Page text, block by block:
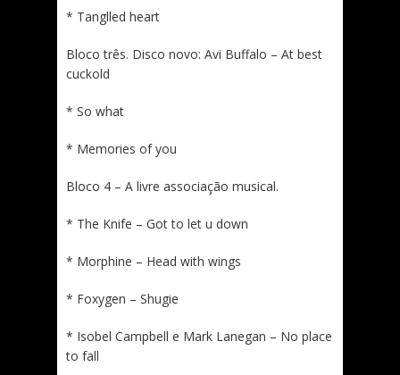
* Tanglled heart
Bloco três. Disco novo: Avi Buffalo – At best
cuckold
* So what
* Memories of you
Bloco 4 – A livre associação musical.
* The Knife – Got to let u down
* Morphine – Head with wings
* Foxygen – Shugie
* Isobel Campbell e Mark Lanegan – No place
to fall